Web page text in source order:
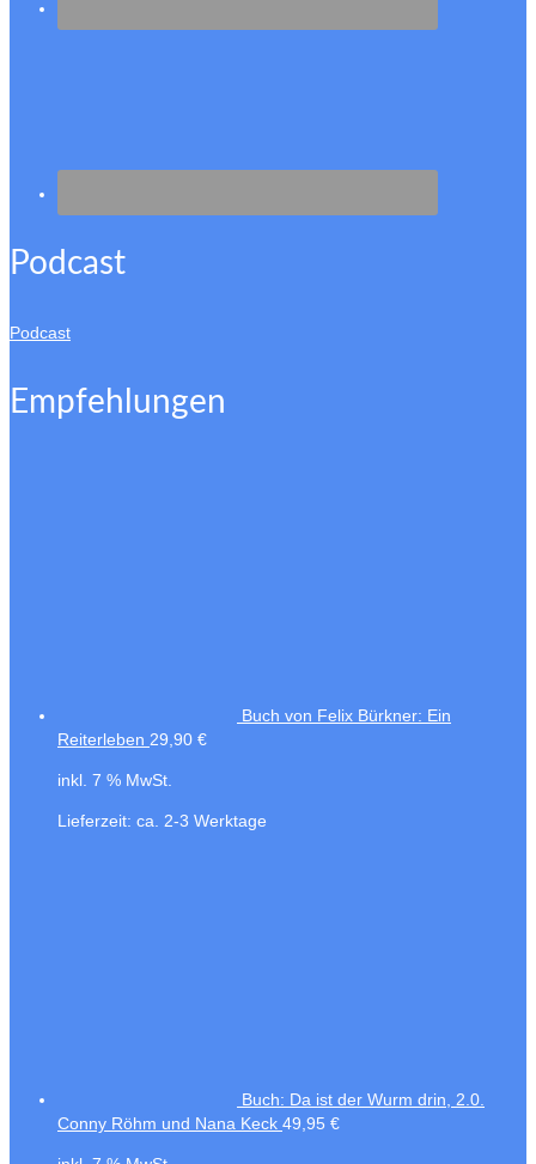
Podcast
Podcast
Empfehlungen
Buch von Felix Bürkner: Ein
Reiterleben 29,90 €
inkl. 7 % MwSt.
Lieferzeit: ca. 2-3 Werktage
Buch: Da ist der Wurm drin, 2.0.
Conny Röhm und Nana Keck 49,95 €